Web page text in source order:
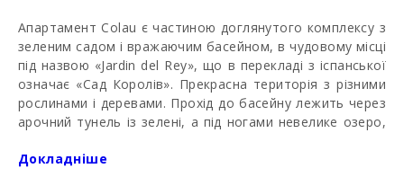
Апартамент Сolau є частиною доглянутого комплексу з
зеленим садом і вражаючим басейном, в чудовому місці
під назвою «Jardin del Rey», що в перекладі з іспанської
означає «Сад Королів». Прекрасна територія з різними
рослинами і деревами. Прохід до басейну лежить через
арочний тунель із зелені, а під ногами невелике озеро,
відкривається прекрасний вид на басейн, а також вид
Докладніше